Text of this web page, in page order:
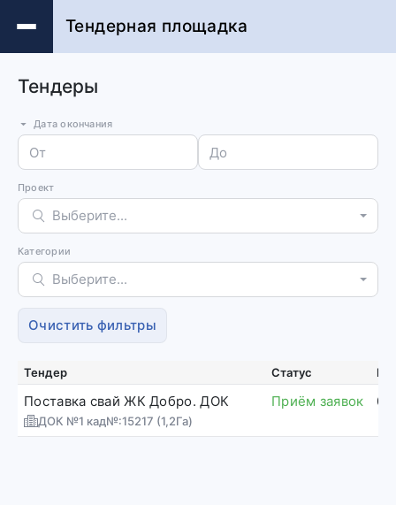
Тендерная площадка
Тендеры
Дата окончания
Проект
Выберите...
Категории
Выберите...
Очистить фильтры
Тендер Статус
Поставка свай ЖК Добро. ДОК
ДОК №1 кад№:15217 (1,2Га)
Приём заявок